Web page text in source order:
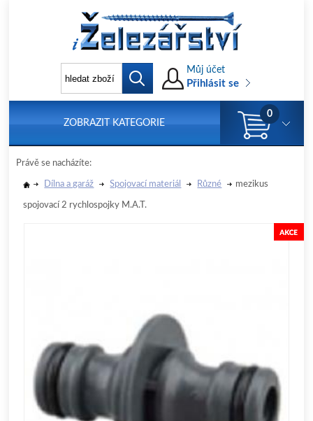
Můj účet
Přihlásit se
ZOBRAZIT KATEGORIE
0
Právě se nacházíte:
Dílna a garáž Spojovací materiál Různé mezikus
spojovací 2 rychlospojky M.A.T.